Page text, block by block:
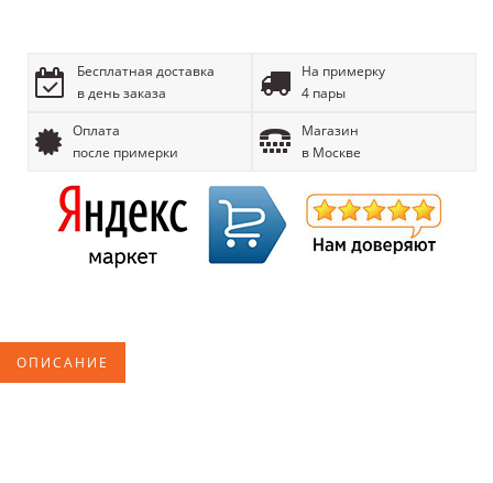
Бесплатная доставка
в день заказа
На примерку
4 пары
Оплата
после примерки
Магазин
в Москве
ОПИСАНИЕ